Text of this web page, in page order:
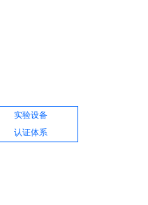
实验设备
认证体系